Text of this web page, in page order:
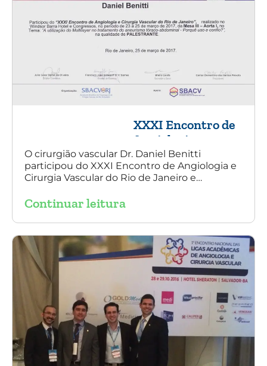
XXXI Encontro de
Angiologia e
Cirurgia Vascular
do Rio de Janeiro
O cirurgião vascular Dr. Daniel Benitti
participou do XXXI Encontro de Angiologia e
Cirurgia Vascular do Rio de Janeiro e
multilayer no tratamento de aneurisma
Continuar leitura